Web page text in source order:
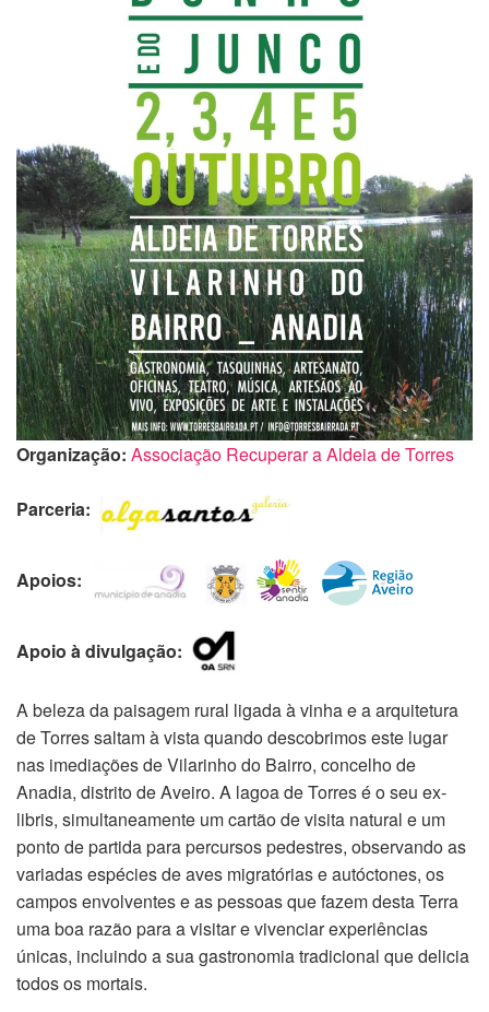
Organização: Associação Recuperar a Aldeia de Torres
Parceria:
Apoios:
Apoio à divulgação:
A beleza da paisagem rural ligada à vinha e a arquitetura
de Torres saltam à vista quando descobrimos este lugar
nas imediações de Vilarinho do Bairro, concelho de
Anadia, distrito de Aveiro. A lagoa de Torres é o seu ex-
libris, simultaneamente um cartão de visita natural e um
ponto de partida para percursos pedestres, observando as
variadas espécies de aves migratórias e autóctones, os
campos envolventes e as pessoas que fazem desta Terra
uma boa razão para a visitar e vivenciar experiências
únicas, incluindo a sua gastronomia tradicional que delicia
todos os mortais.